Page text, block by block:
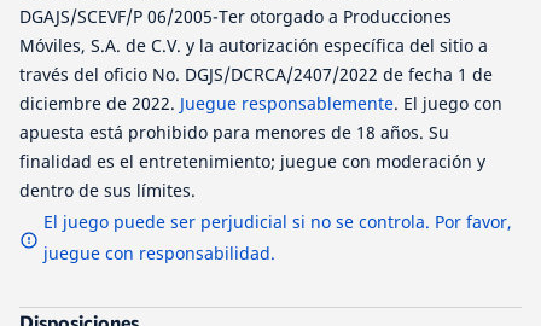
DGAJS/SCEVF/P 06/2005-Ter otorgado a Producciones
Móviles, S.A. de C.V. y la autorización específica del sitio a
través del oficio No. DGJS/DCRCA/2407/2022 de fecha 1 de
diciembre de 2022. Juegue responsablemente. El juego con
apuesta está prohibido para menores de 18 años. Su
finalidad es el entretenimiento; juegue con moderación y
dentro de sus límites.
El juego puede ser perjudicial si no se controla. Por favor,
juegue con responsabilidad.